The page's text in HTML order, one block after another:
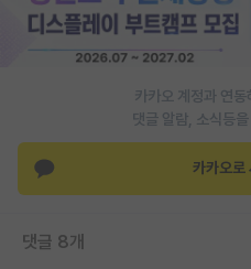
반도체/AI 게시판
장학금/장학생 게시판
학술 정보 게시판
커리어
유학교육
카카오 계정과 연
댓글 알람, 소식등
카카오로
댓글 8개